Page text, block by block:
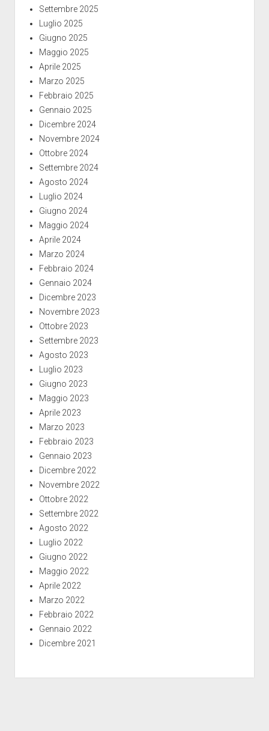
Settembre 2025
Luglio 2025
Giugno 2025
Maggio 2025
Aprile 2025
Marzo 2025
Febbraio 2025
Gennaio 2025
Dicembre 2024
Novembre 2024
Ottobre 2024
Settembre 2024
Agosto 2024
Luglio 2024
Giugno 2024
Maggio 2024
Aprile 2024
Marzo 2024
Febbraio 2024
Gennaio 2024
Dicembre 2023
Novembre 2023
Ottobre 2023
Settembre 2023
Agosto 2023
Luglio 2023
Giugno 2023
Maggio 2023
Aprile 2023
Marzo 2023
Febbraio 2023
Gennaio 2023
Dicembre 2022
Novembre 2022
Ottobre 2022
Settembre 2022
Agosto 2022
Luglio 2022
Giugno 2022
Maggio 2022
Aprile 2022
Marzo 2022
Febbraio 2022
Gennaio 2022
Dicembre 2021